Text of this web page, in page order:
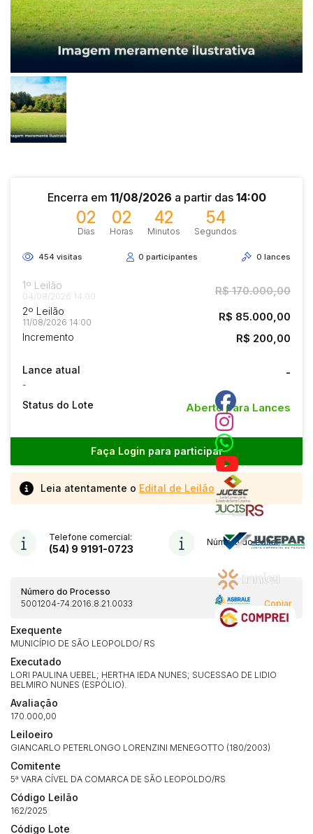
Encerra em 11/08/2026 a partir das 14:00
02
Dias
02
Horas
42
Minutos
53
Segundos
454 visitas 0participantes 0 lances
1º Leilão
04/08/2026 14:00 R$ 170.000,00
2º Leilão
11/08/2026 14:00 R$ 85.000,00
Incremento R$ 200,00
Lance atual
-
-
Status do Lote Aberto para Lances
Faça Login para participar
Leia atentamente o Edital de Leilão
Telefone comercial:
(54) 9 9191-0723
Número do edital
Número do Processo
5001204-74.2016.8.21.0033
Copiar
Exequente
MUNICÍPIO DE SÃO LEOPOLDO/ RS
Executado
LORI PAULINA UEBEL; HERTHA IEDA NUNES; SUCESSAO DE LIDIO
BELMIRO NUNES (ESPÓLIO).
Avaliação
170.000,00
Leiloeiro
GIANCARLO PETERLONGO LORENZINI MENEGOTTO (180/2003)
Comitente
5ª VARA CÍVEL DA COMARCA DE SÃO LEOPOLDO/RS
Código Leilão
162/2025
Código Lote